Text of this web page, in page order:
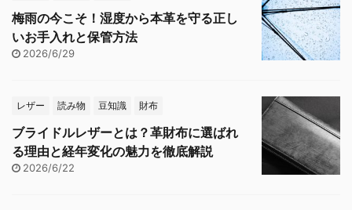
梅雨の今こそ！湿度から本革を守る正し
いお手入れと保管方法
2026/6/29
レザー 読み物 豆知識 財布
ブライドルレザーとは？革財布に選ばれ
る理由と経年変化の魅力を徹底解説
2026/6/22